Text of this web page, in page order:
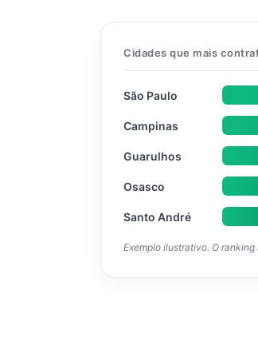
Cidades que mais
São Paulo
Campinas
Guarulhos
Osasco
Santo André
Exemplo ilustrativo. O